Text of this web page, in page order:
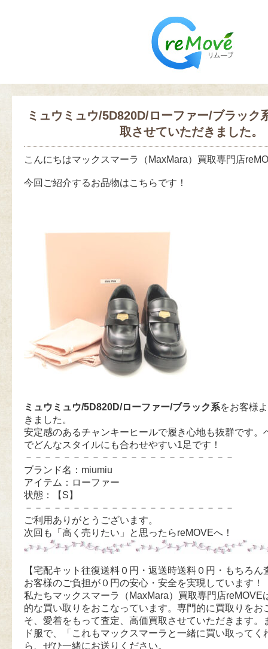
ミュウミュウ/5D820D/ローファー/ブラック
取させていただきました。
こんにちはマックスマーラ（MaxMara）買取専門店
今回ご紹介するお品物はこちらです！
ミュウミュウ/5D820D/ローファー/ブラック系をお客様
きました。
安定感のあるチャンキーヒールで履き心地も抜群です。
でどんなスタイルにも合わせやすい1足です！
－－－－－－－－－－－－－－－－－－－－－－
ブランド名：miumiu
アイテム：ローファー
状態：【S】
－－－－－－－－－－－－－－－－－－－－－－
ご利用ありがとうございます。
次回も「高く売りたい」と思ったらreMOVEへ！
【宅配キット往復送料０円・返送時送料０円・もちろん
お客様のご負担が０円の安心・安全を実現しています！
私たちマックスマーラ（MaxMara）買取専門店reMOVE
的な買い取りをおこなっています。専門的に買取りをお
そ、愛着をもって査定、高価買取させていただきます。
ド服で、「これもマックスマーラと一緒に買い取ってく
ら、ぜひ一緒にお送りください。